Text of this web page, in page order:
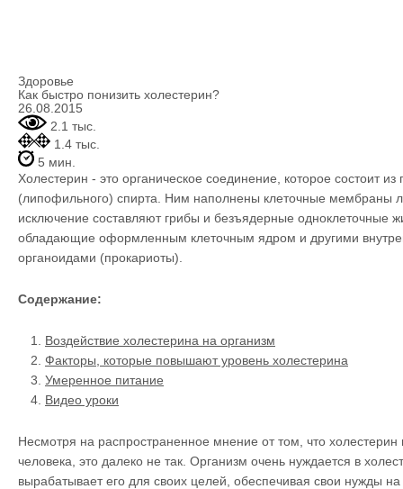
Здоровье
Как быстро понизить холестерин?
26.08.2015
2.1 тыс.
1.4 тыс.
5 мин.
Холестерин - это органическое соединение, которое состоит
(липофильного) спирта. Ним наполнены клеточные мембраны
исключение составляют грибы и безъядерные одноклеточные
обладающие оформленным клеточным ядром и другими
органоидами (прокариоты).
Содержание:
Воздействие холестерина на организм
Факторы, которые повышают уровень холестерина
Умеренное питание
Видео уроки
Несмотря на распространенное мнение от том, что
человека, это далеко не так. Организм очень нуждается в
вырабатывает его для своих целей, обеспечивая свои нужды